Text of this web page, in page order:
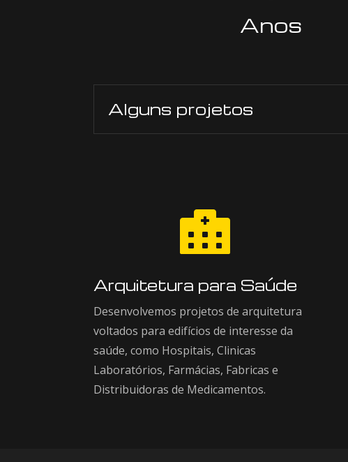
Anos
Alguns projetos

Arquitetura para Saúde
Desenvolvemos projetos de arquitetura
voltados para edifícios de interesse da
saúde, como Hospitais, Clinicas
Laboratórios, Farmácias, Fabricas e
Distribuidoras de Medicamentos.